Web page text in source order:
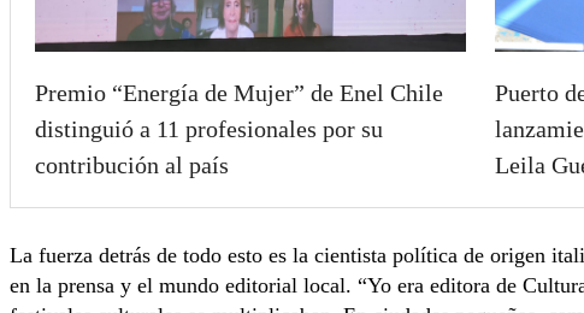
Premio “Energía de Mujer” de Enel Chile
distinguió a 11 profesionales por su
contribución al país
Puerto
Leila
La fuerza detrás de todo esto es la cientista política de origen
en la prensa y el mundo editorial local. “Yo era editora de